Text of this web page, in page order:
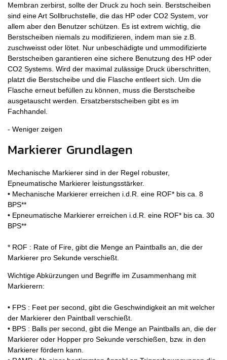
Membran zerbirst, sollte der Druck zu hoch sein. Berstscheiben
sind eine Art Sollbruchstelle, die das HP oder CO2 System, vor
allem aber den Benutzer schützen. Es ist extrem wichtig, die
Berstscheiben niemals zu modifizieren, indem man sie z.B.
zuschweisst oder lötet. Nur unbeschädigte und ummodifizierte
Berstscheiben garantieren eine sichere Benutzung des HP oder
CO2 Systems. Wird der maximal zulässige Druck überschritten,
platzt die Berstscheibe und die Flasche entleert sich. Um die
Flasche erneut befüllen zu können, muss die Berstscheibe
ausgetauscht werden. Ersatzberstscheiben gibt es im
Fachhandel.
Markierer Grundlagen
Mechanische Markierer sind in der Regel robuster,
Epneumatische Markierer leistungsstärker.
• Mechanische Markierer erreichen i.d.R. eine ROF* bis ca. 8
BPS**
• Epneumatische Markierer erreichen i.d.R. eine ROF* bis ca. 30
BPS**
* ROF : Rate of Fire, gibt die Menge an Paintballs an, die der
Markierer pro Sekunde verschießt.
Wichtige Abkürzungen und Begriffe im Zusammenhang mit
Markierern:
• FPS : Feet per second, gibt die Geschwindigkeit an mit welcher
der Markierer den Paintball verschießt.
• BPS : Balls per second, gibt die Menge an Paintballs an, die der
Markierer oder Hopper pro Sekunde verschießen, bzw. in den
Markierer fördern kann.